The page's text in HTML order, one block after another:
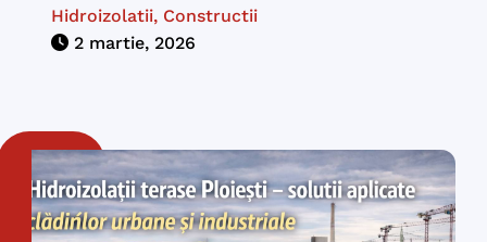
episoade de precipitații intense, motiv pentru
care alegerea unui sistem hidroizolant configurat
Hidroizolatii, Constructii
2 martie, 2026